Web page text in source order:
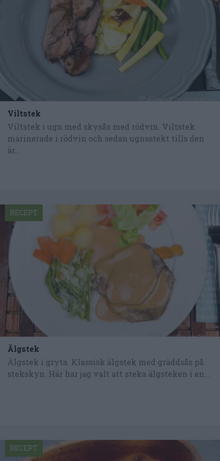
Viltstek
Viltstek i ugn med skysås med rödvin. Viltstek
marinerade i rödvin och sedan ugnsstekt tills den
är...
Älgstek
Älgstek i gryta. Klassisk älgstek med gräddsås på
stekskyn. Här har jag valt att steka älgsteken i en...
RECEPT
RECEPT